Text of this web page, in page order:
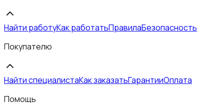
Найти работуКак работатьПравилаБезопасность
Покупателю
Найти специалистаКак заказатьГарантииОплата
Помощь